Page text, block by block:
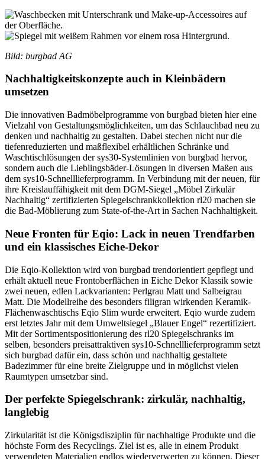
Bild: burgbad AG
Nachhaltigkeitskonzepte auch in Kleinbädern
umsetzen
Die innovativen Badmöbelprogramme von burgbad bieten hier eine
Vielzahl von Gestaltungsmöglichkeiten, um das Schlauchbad neu zu
denken und nachhaltig zu gestalten. Dabei stechen nicht nur die
tiefenreduzierten und maßflexibel erhältlichen Schränke und
Waschtischlösungen der sys30-Systemlinien von burgbad hervor,
sondern auch die Lieblingsbäder-Lösungen in diversen Maßen aus
dem sys10-Schnelllieferprogramm. In Verbindung mit der neuen, für
ihre Kreislauffähigkeit mit dem DGM-Siegel „Möbel Zirkulär
Nachhaltig“ zertifizierten Spiegelschrankkollektion rl20 machen sie
die Bad-Möblierung zum State-of-the-Art in Sachen Nachhaltigkeit.
Neue Fronten für Eqio: Lack in neuen Trendfarben
und ein klassisches Eiche-Dekor
Die Eqio-Kollektion wird von burgbad trendorientiert gepflegt und
erhält aktuell neue Frontoberflächen in Eiche Dekor Klassik sowie
zwei neuen, edlen Lackvarianten: Perlgrau Matt und Salbeigrau
Matt. Die Modellreihe des besonders filigran wirkenden Keramik-
Flächenwaschtischs Eqio Slim wurde erweitert. Eqio wurde zudem
erst letztes Jahr mit dem Umweltsiegel „Blauer Engel“ rezertifiziert.
Mit der Sortimentspositionierung des rl20 Spiegelschranks im
selben, besonders preisattraktiven sys10-Schnelllieferprogramm setzt
sich burgbad dafür ein, dass schön und nachhaltig gestaltete
Badezimmer für eine breite Zielgruppe und in möglichst vielen
Raumtypen umsetzbar sind.
Der perfekte Spiegelschrank: zirkulär, nachhaltig,
langlebig
Zirkularität ist die Königsdisziplin für nachhaltige Produkte und die
höchste Form des Recyclings. Ziel ist es, alle in einem Produkt
verwendeten Materialien endlos wiederverwerten zu können. Dieser